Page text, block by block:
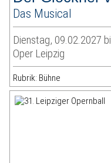
Das Musical
Dienstag, 09.02.2027
Oper Leipzig
Rubrik: Bühne